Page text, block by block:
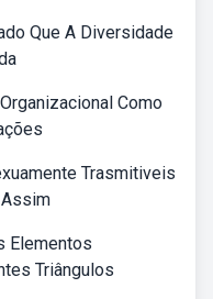
Que A Diversidade
Como
Trasmitiveis
Elementos
Triângulos